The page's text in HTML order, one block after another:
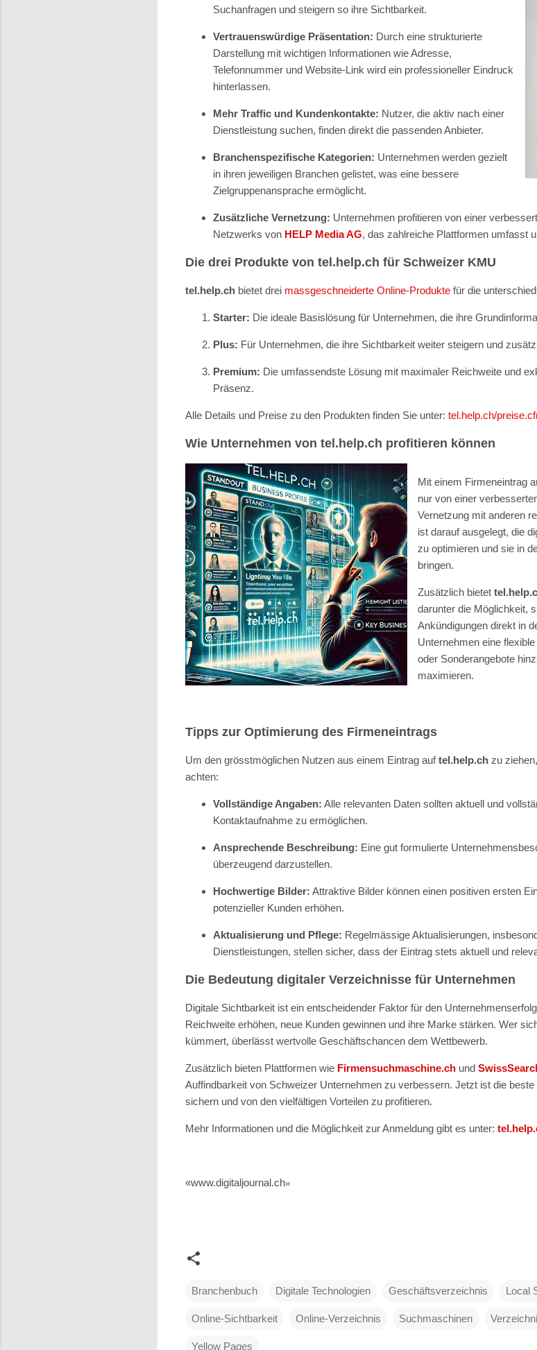
Suchanfragen und steigern so ihre Sichtbarkeit.
Vertrauenswürdige Präsentation: Durch eine strukturierte
Darstellung mit wichtigen Informationen wie Adresse,
Telefonnummer und Website-Link wird ein professioneller Eindruck
hinterlassen.
Mehr Traffic und Kundenkontakte: Nutzer, die aktiv nach einer
Dienstleistung suchen, finden direkt die passenden Anbieter.
Branchenspezifische Kategorien: Unternehmen werden gezielt
in ihren jeweiligen Branchen gelistet, was eine bessere
Zielgruppenansprache ermöglicht.
Zusätzliche Vernetzung: Unternehmen profitieren von einer
Netzwerks von HELP Media AG, das zahlreiche Plattformen umfasst
Die drei Produkte von tel.help.ch für Schweizer KMU
tel.help.ch bietet drei massgeschneiderte Online-Produkte für die
Starter: Die ideale Basislösung für Unternehmen, die ihre
Plus: Für Unternehmen, die ihre Sichtbarkeit weiter steigern und
Premium: Die umfassendste Lösung mit maximaler Reichweite und
Präsenz.
Alle Details und Preise zu den Produkten finden Sie unter: tel.help.ch/
Wie Unternehmen von tel.help.ch profitieren können
Mit einem Firmeneintrag
nur von einer
Vernetzung mit anderen
ist darauf ausgelegt, die
zu optimieren und sie in
bringen.
Zusätzlich bietet
darunter die Möglichkeit,
Ankündigungen direkt in
Unternehmen eine
oder Sonderangebote
maximieren.
Tipps zur Optimierung des Firmeneintrags
Um den grösstmöglichen Nutzen aus einem Eintrag auftel.help.ch zu
achten:
Vollständige Angaben: Alle relevanten Daten sollten aktuell und
Kontaktaufnahme zu ermöglichen.
Ansprechende Beschreibung: Eine gut formulierte
überzeugend darzustellen.
Hochwertige Bilder: Attraktive Bilder können einen positiven ersten
potenzieller Kunden erhöhen.
Aktualisierung und Pflege: Regelmässige Aktualisierungen,
Dienstleistungen, stellen sicher, dass der Eintrag stets aktuell und
Die Bedeutung digitaler Verzeichnisse für Unternehmen
Digitale Sichtbarkeit ist ein entscheidender Faktor für den
Reichweite erhöhen, neue Kunden gewinnen und ihre Marke stärken. Wer
kümmert, überlässt wertvolle Geschäftschancen dem Wettbewerb.
Zusätzlich bieten Plattformen wie Firmensuchmaschine.ch und
Auffindbarkeit von Schweizer Unternehmen zu verbessern. Jetzt ist die
sichern und von den vielfältigen Vorteilen zu profitieren.
Mehr Informationen und die Möglichkeit zur Anmeldung gibt es unter:
«www.digitaljournal.ch»
Branchenbuch Digitale Technologien Geschäftsverzeichnis Local
Online-Sichtbarkeit Online-Verzeichnis Suchmaschinen
Yellow Pages